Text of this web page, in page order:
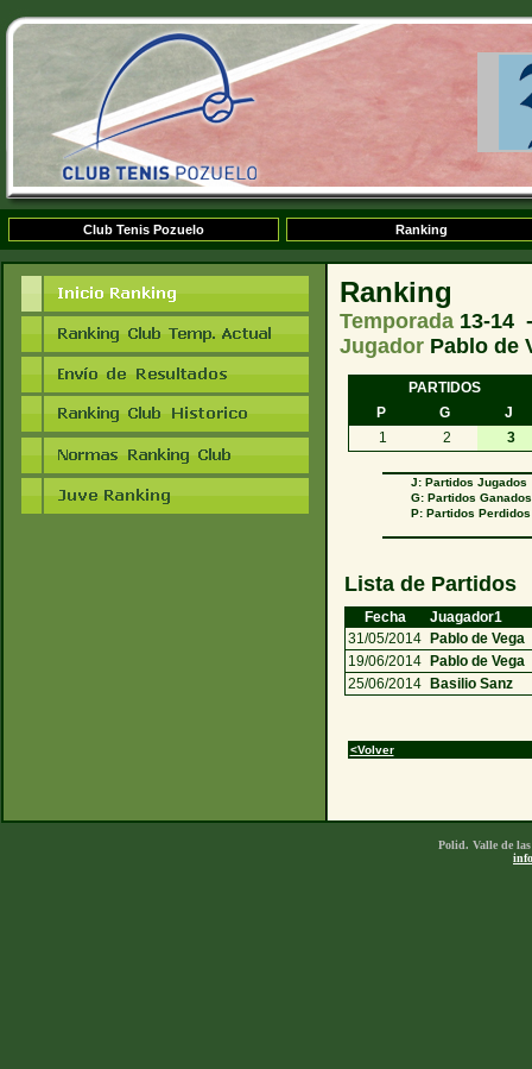
Club Tenis Pozuelo Ranking
Ranking
Temporada 13-14
Jugador Pablo de
PARTIDOS
P
G
J
1
2 3
J: Partidos Jugados
G: Partidos
P: Partidos Perdidos
Lista de Partidos
Fecha
Juagador1
31/05/2014
Pablo de Vega
19/06/2014
Pablo de Vega
25/06/2014
Basilio Sanz
<Volver
Polid. Valle de